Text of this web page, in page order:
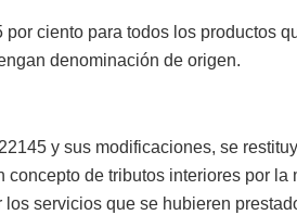
ciento para todos los productos
denominación de origen.
y sus modificaciones, se
de tributos interiores por la
servicios que se hubieren